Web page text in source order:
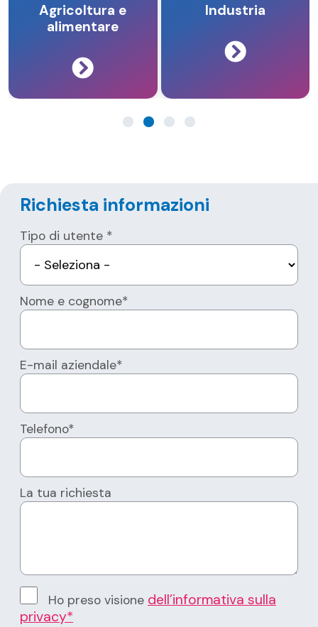
Agricoltura e
alimentare
Industria
Richiesta informazioni
Tipo di utente *
Nome e cognome*
E-mail aziendale*
Telefono*
La tua richiesta
Ho preso visione dell’informativa sulla
privacy*